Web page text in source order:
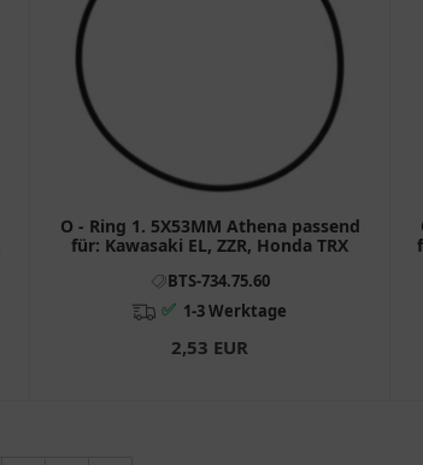
O - Ring 1. 5X53MM Athena passend
für: Kawasaki EL, ZZR, Honda TRX
BTS-734.75.60
✅ 1-3 Werktage
2,53 EUR